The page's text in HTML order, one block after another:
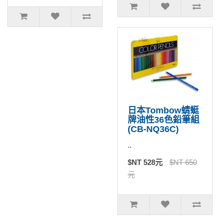
日本Tombow蜻蜓
牌油性36色鉛筆組
(CB-NQ36C)
..
$NT 528元
$NT 650
元